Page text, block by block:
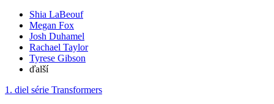
Shia LaBeouf
Megan Fox
Josh Duhamel
Rachael Taylor
Tyrese Gibson
ďalší
1. diel série Transformers